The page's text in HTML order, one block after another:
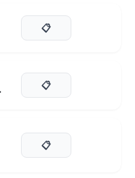
📋
📋
📋